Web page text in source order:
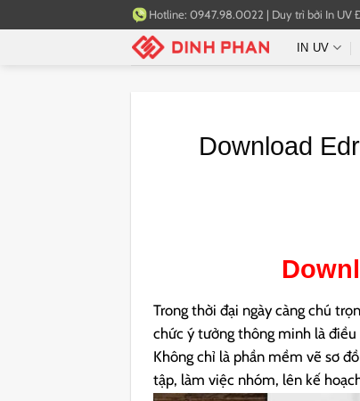
qua
Hotline: 0947.98.0022 | Duy trì bởi In UV
IN UV
Download
Trong thời đại ngày càng chú
chức ý tưởng thông minh là điều
Không chỉ là phần mềm vẽ sơ
tập, làm việc nhóm, lên kế